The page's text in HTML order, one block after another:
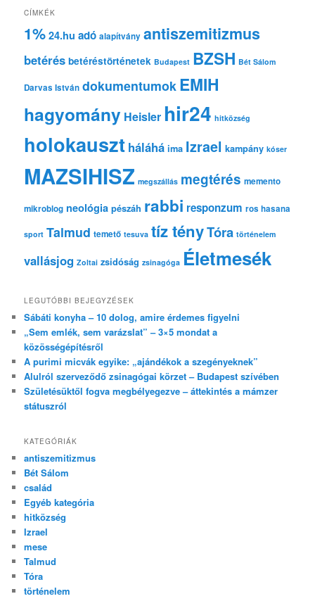
e
é
CÍMKÉK
1% 24.hu adó alapítvány antiszemitizmus
betérés betéréstörténetek Budapest BZSH Bét Sálom
Darvas István dokumentumok EMIH
hagyomány Heisler hir24 hitközség
holokauszt háláhá ima Izrael kampány kóser
MAZSIHISZ megszállás megtérés memento
mikroblog neológia pészáh rabbi responzum ros hasana
sport Talmud temető tesuva tíz tényTóra történelem
vallásjog Zoltai zsidóság zsinagóga Életmesék
LEGUTÓBBI BEJEGYZÉSEK
Sábáti konyha – 10 dolog, amire érdemes figyelni
„Sem emlék, sem varázslat” – 3×5 mondat a
közösségépítésről
A purimi micvák egyike: „ajándékok a szegényeknek”
Alulról szerveződő zsinagógai körzet – Budapest szívében
Születésüktől fogva megbélyegezve – áttekintés a mámzer
státuszról
KATEGÓRIÁK
antiszemitizmus
Bét Sálom
család
Egyéb kategória
hitközség
Izrael
mese
Talmud
Tóra
történelem